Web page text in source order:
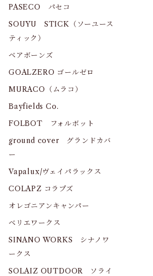
PASECO パセコ
SOUYU STICK（ソーユース
ティック）
ベアボーンズ
GOALZERO ゴールゼロ
MURACO（ムラコ）
Bayfields Co.
FOLBOT フォルボット
ground cover グランドカバ
ー
Vapalux/ヴェイパラックス
COLAPZ コラプズ
オレゴニアンキャンパー
ベリエワークス
SINANO WORKS シナノワ
ークス
SOLAIZ OUTDOOR ソライ